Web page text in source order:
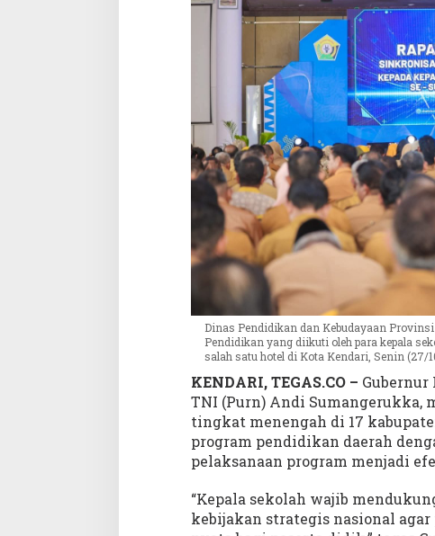
n
g
r
o
g
r
a
m
S
t
r
a
t
s
N
a
i
o
n
a
l
Dinas Pendidikan dan Kebudayaan
Pendidikan yang diikuti oleh para kepala
salah satu hotel di Kota Kendari, Senin (27/
KENDARI, TEGAS.CO –
TNI (Purn) Andi Sumangerukka,
tingkat menengah di 17
program pendidikan daerah
pelaksanaan program menjadi
“Kepala sekolah wajib
kebijakan strategis nasional